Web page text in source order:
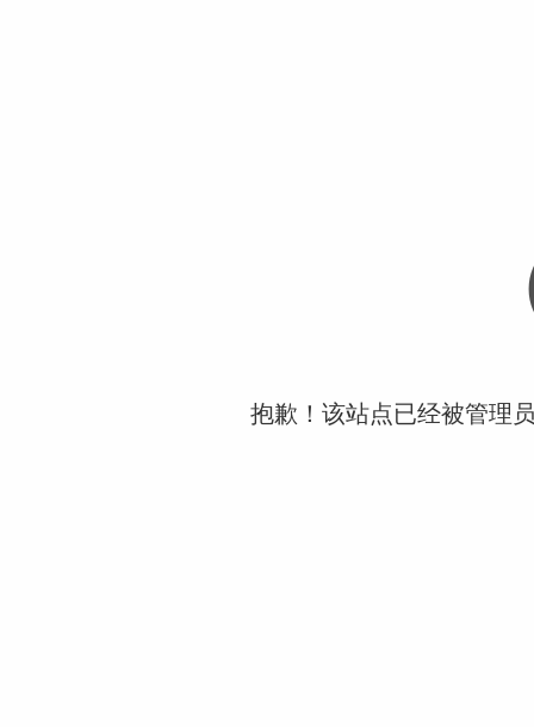
抱歉！该站点已经被管理